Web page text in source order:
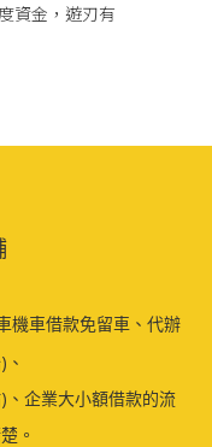
資金，遊刃有
機車借款免留車、代辦
企業大小額借款的流
。